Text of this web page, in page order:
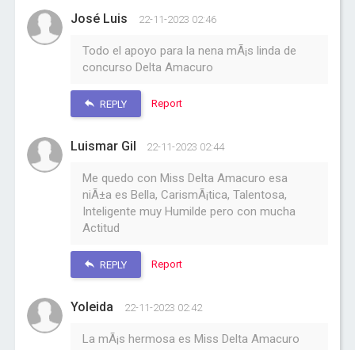
José Luis 22-11-2023 02:46
Todo el apoyo para la nena mÃ¡s linda de
concurso Delta Amacuro
REPLY Report
Luismar Gil 22-11-2023 02:44
Me quedo con Miss Delta Amacuro esa
niÃ±a es Bella, CarismÃ¡tica, Talentosa,
Inteligente muy Humilde pero con mucha
Actitud
REPLY Report
Yoleida 22-11-2023 02:42
La mÃ¡s hermosa es Miss Delta Amacuro